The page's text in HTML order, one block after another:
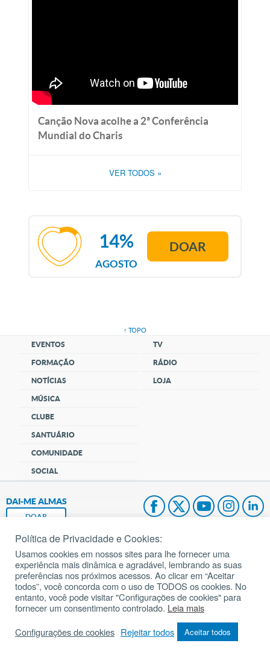
Canção Nova acolhe a 2ª Conferência
Mundial do Charis
VER TODOS »
AGOSTO
14% DOAR
↑ TOPO
EVENTOS
FORMAÇÃO
NOTÍCIAS
MÚSICA
CLUBE
SANTUÁRIO
COMUNIDADE
SOCIAL
TV
RÁDIO
LOJA
DAI-ME ALMAS
DOAR
Fundação João Paulo II
Pedido de Oração
Mapa do site
Todos os direitos reservados.
Política de Privacidade e Cookies:
Usamos cookies em nossos sites para lhe fornecer uma
experiência mais dinâmica e agradável, lembrando as suas
preferências nos próximos acessos. Ao clicar em “Aceitar
todos”, você concorda com o uso de TODOS os cookies. No
entanto, você pode visitar "Configurações de cookies" para
fornecer um consentimento controlado. Leia mais
Configurações de cookies Rejeitar todos Aceitar todos